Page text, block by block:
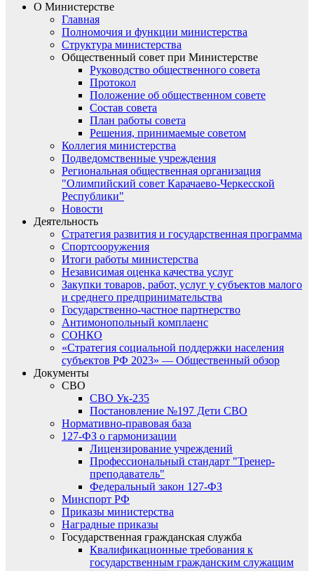
О Министерстве
Главная
Полномочия и функции министерства
Структура министерства
Общественный совет при Министерстве
Руководство общественного совета
Протокол
Положение об общественном совете
Состав совета
План работы совета
Решения, принимаемые советом
Коллегия министерства
Подведомственные учреждения
Региональная общественная организация
"Олимпийский совет Карачаево-Черкесской
Республики"
Новости
Деятельность
Стратегия развития и государственная программа
Спортсооружения
Итоги работы министерства
Независимая оценка качества услуг
Закупки товаров, работ, услуг у субъектов малого
и среднего предпринимательства
Государственно-частное партнерство
Антимонопольный комплаенс
СОНКО
«Стратегия социальной поддержки населения
субъектов РФ 2023» — Общественный обзор
Документы
СВО
СВО Ук-235
Постановление №197 Дети СВО
Нормативно-правовая база
127-ФЗ о гармонизации
Лицензирование учреждений
Профессиональный стандарт "Тренер-
преподаватель"
Федеральный закон 127-ФЗ
Минспорт РФ
Приказы министерства
Наградные приказы
Государственная гражданская служба
Квалификационные требования к
государственным гражданским служащим